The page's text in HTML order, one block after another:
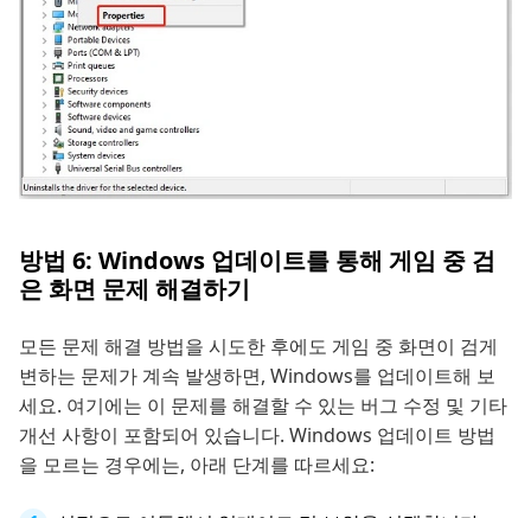
방법 6: Windows 업데이트를 통해 게임 중 검
은 화면 문제 해결하기
모든 문제 해결 방법을 시도한 후에도 게임 중 화면이 검게
변하는 문제가 계속 발생하면, Windows를 업데이트해 보
세요. 여기에는 이 문제를 해결할 수 있는 버그 수정 및 기타
개선 사항이 포함되어 있습니다. Windows 업데이트 방법
을 모르는 경우에는, 아래 단계를 따르세요: